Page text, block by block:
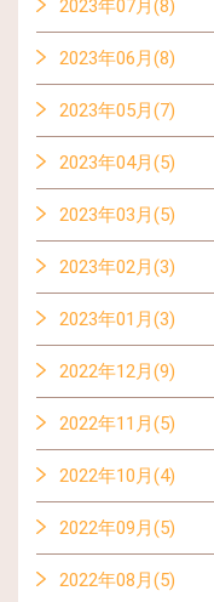
2023年07月(8)
2023年06月(8)
2023年05月(7)
2023年04月(5)
2023年03月(5)
2023年02月(3)
2023年01月(3)
2022年12月(9)
2022年11月(5)
2022年10月(4)
2022年09月(5)
2022年08月(5)